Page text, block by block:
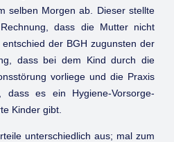
selben Morgen ab. Dieser stellte
dass die Mutter nicht
der BGH zugunsten der
dass bei dem Kind durch die
vorliege und die Praxis
dass es ein Hygiene-Vorsorge-
Kinder gibt.
unterschiedlich aus; mal zum